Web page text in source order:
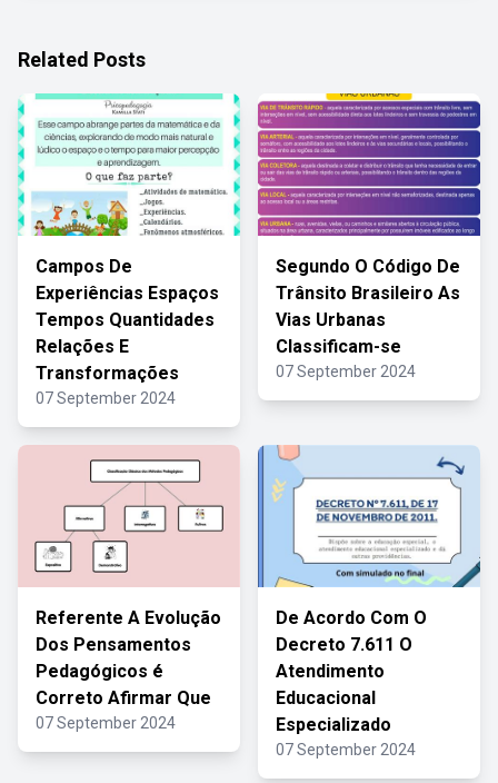
Related Posts
Campos De
Experiências Espaços
Tempos Quantidades
Relações E
Transformações
07 September 2024
Segundo O Código De
Trânsito Brasileiro As
Vias Urbanas
Classificam-se
07 September 2024
Referente A Evolução
Dos Pensamentos
Pedagógicos é
Correto Afirmar Que
07 September 2024
De Acordo Com O
Decreto 7.611 O
Atendimento
Educacional
Especializado
07 September 2024